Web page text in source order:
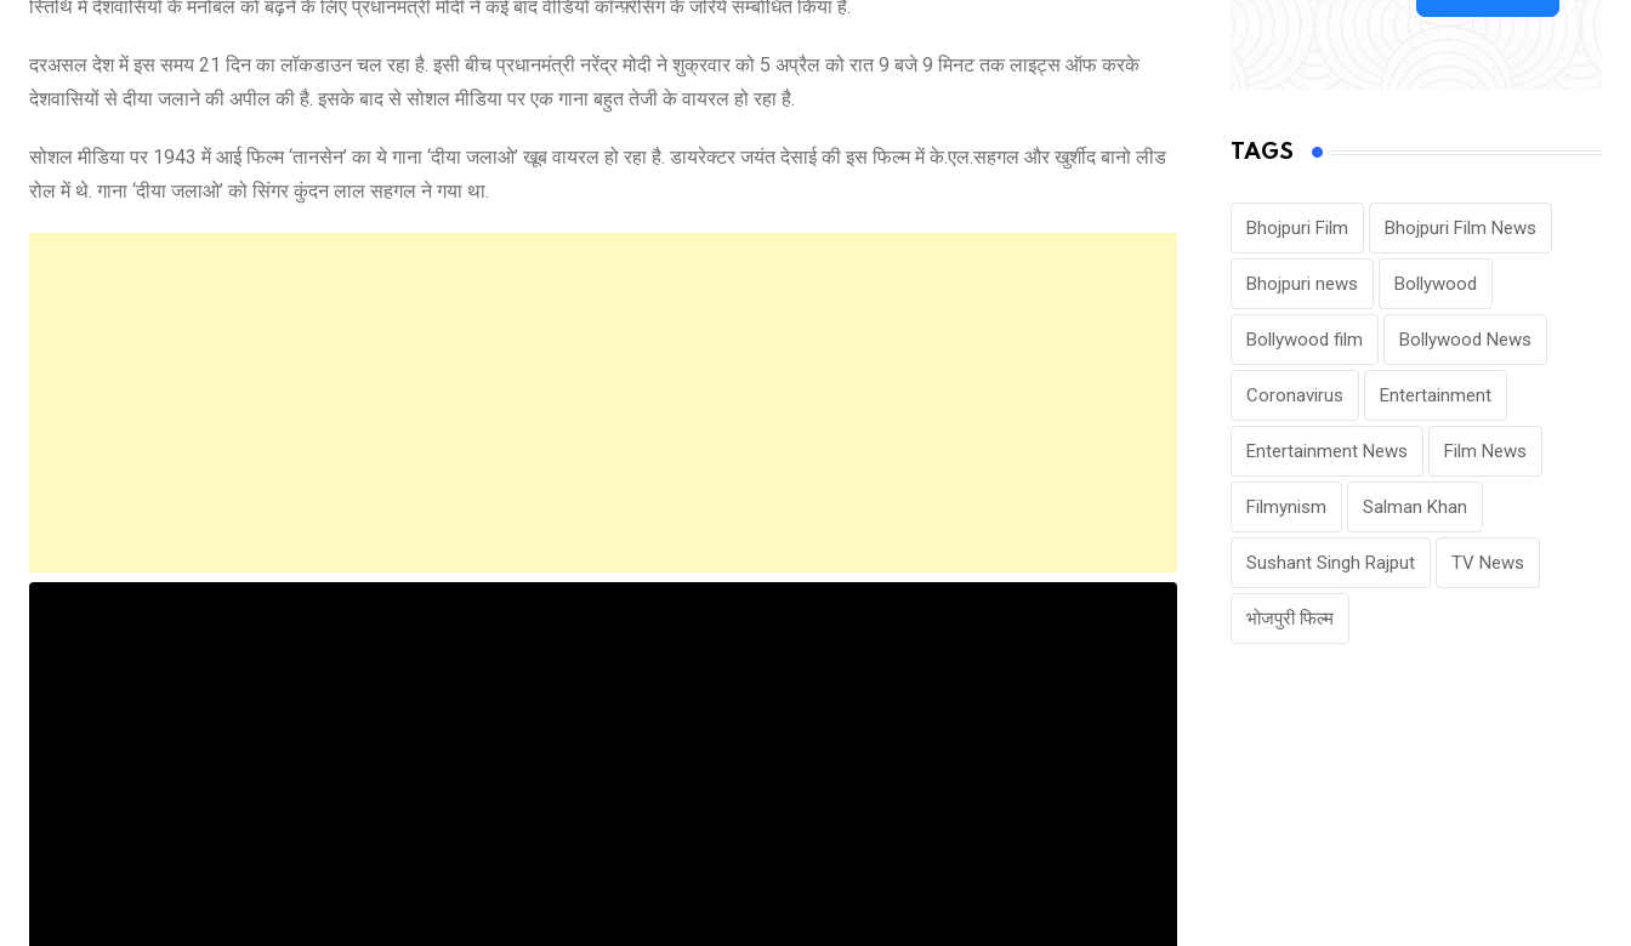
स्तिथि में देशवासियों के मनोबल को बढ़ने के लिए प्रधानमंत्री मोदी ने कई बाद वीडियो कॉन्फ़्रेंसिंग के जरिये सम्बोधित किया है.
दरअसल देश में इस समय 21 दिन का लॉकडाउन चल रहा है. इसी बीच प्रधानमंत्री नरेंद्र मोदी ने शुक्रवार को 5 अप्रैल को रात 9 बजे 9 मिनट तक लाइट्स ऑफ करके
देशवासियों से दीया जलाने की अपील की है. इसके बाद से सोशल मीडिया पर एक गाना बहुत तेजी के वायरल हो रहा है.
सोशल मीडिया पर 1943 में आई फिल्म ‘तानसेन’ का ये गाना ‘दीया जलाओ’ खूब वायरल हो रहा है. डायरेक्टर जयंत देसाई की इस फिल्म में के.एल.सहगल और खुर्शीद बानो लीड
रोल में थे. गाना ‘दीया जलाओ’ को सिंगर कुंदन लाल सहगल ने गया था.
TAGS
Bhojpuri Film Bhojpuri Film News
Bhojpuri news Bollywood
Bollywood film Bollywood News
Coronavirus Entertainment
Entertainment News Film News
Filmynism Salman Khan
Sushant Singh Rajput TV News
भोजपुरी फिल्म